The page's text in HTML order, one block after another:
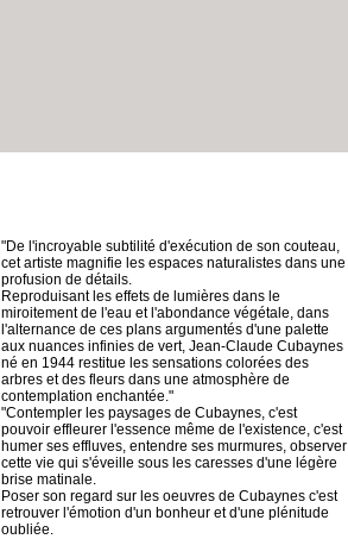
"De l'incroyable subtilité d'exécution de son couteau,
cet artiste magnifie les espaces naturalistes dans une
profusion de détails.
Reproduisant les effets de lumières dans le
miroitement de l'eau et l'abondance végétale, dans
l'alternance de ces plans argumentés d'une palette
aux nuances infinies de vert, Jean-Claude Cubaynes
né en 1944 restitue les sensations colorées des
arbres et des fleurs dans une atmosphère de
contemplation enchantée."
"Contempler les paysages de Cubaynes, c'est
pouvoir effleurer l'essence même de l'existence, c'est
humer ses effluves, entendre ses murmures, observer
cette vie qui s'éveille sous les caresses d'une légère
brise matinale.
Poser son regard sur les oeuvres de Cubaynes c'est
retrouver l'émotion d'un bonheur et d'une plénitude
oubliée.